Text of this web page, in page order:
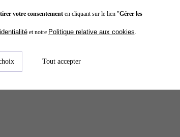
votre consentementen cliquant sur le lien "Gérer les
et notre Politique relative aux cookies
Tout accepter